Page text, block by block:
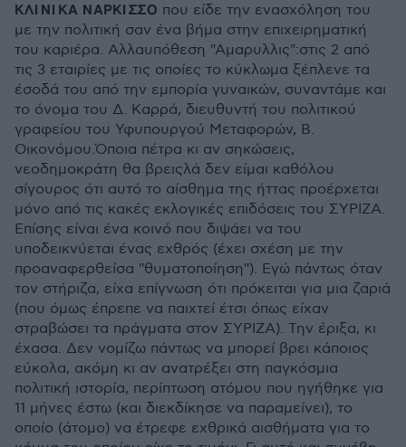
𝝟𝝠𝝞𝝢𝝞𝝟𝝖 𝝢𝝖𝝦𝝟𝝞𝝨𝝨𝝤 που είδε την ενασχόληση του
με την πολιτική σαν ένα βήμα στην επιχειρηματική
του καριέρα. Αλλαυπόθεση "Αμαρυλλις":στις 2 από
τις 3 εταιρίες με τις οποίες το κύκλωμα ξέπλενε τα
έσοδά του από την εμπορία γυναικών, συναντάμε και
το όνομα του Δ. Καρρά, διευθυντή του πολιτικού
γραφείου του Υφυπουργού Μεταφορών, Β.
Οικονόμου.Όποια πέτρα κι αν σηκώσεις,
νεοδημοκράτη θα βρειςλά δεν είμαι καθόλου
σίγουρος ότι αυτό το αίσθημα της ήττας προέρχεται
μόνο από τις κακές εκλογικές επιδόσεις του ΣΥΡΙΖΑ.
Επίσης είναι ένα κοινό που διψάει να του
υποδεικνύεται ένας εχθρός (έχει σχέση με την
προαναφερθείσα "θυματοποίηση"). Εγώ πάντως όταν
τον στήριζα, είχα επίγνωση ότι πρόκειται για μια ζαριά
(που όμως έπρεπε να παιχτεί έτσι όπως είχαν
στραβώσει τα πράγματα στον ΣΥΡΙΖΑ). Την έριξα, κι
έχασα. Δεν νομίζω πάντως να μπορεί βρει κάποιος
εύκολα, ακόμη κι αν ανατρέξει στη παγκόσμια
πολιτική ιστορία, περίπτωση ατόμου που ηγήθηκε για
11 μήνες έστω (και διεκδίκησε να παραμείνει), το
οποίο (άτομο) να έτρεφε εχθρικά αισθήματα για το